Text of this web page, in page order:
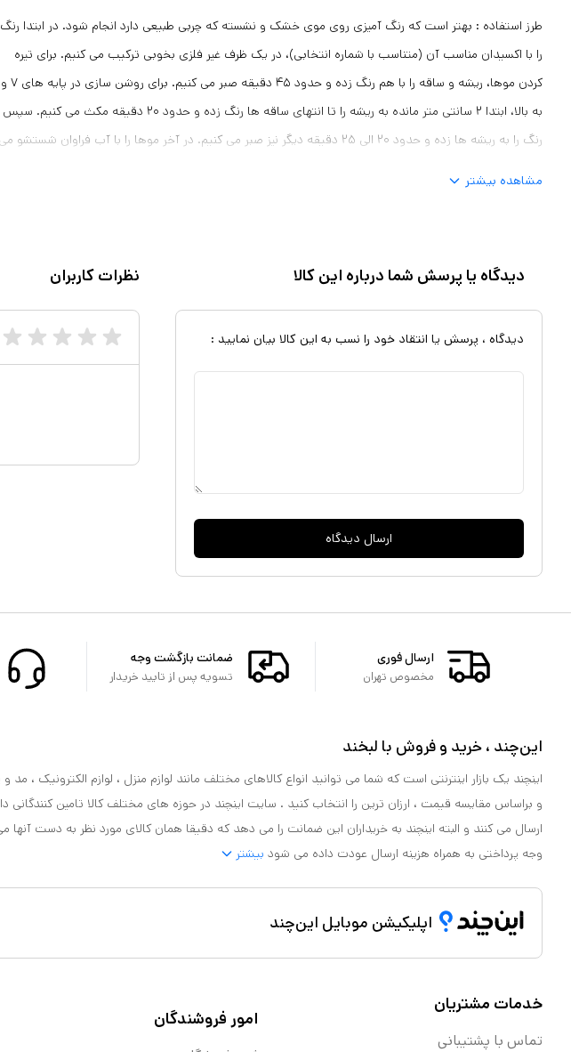
طرز استفاده : بهتر است که رنگ آمیزی روی موی خشک و نشسته که چربی طبیعی دارد انجام شود. در ابتدا رنگ
را با اکسیدان مناسب آن (متناسب با شماره انتخابی)، در یک ظرف غیر فلزی بخوبی ترکیب می کنیم. برای تیره
کردن موها، ریشه و ساقه را با هم رنگ زده و حدود ۴۵ دقیقه صبر می کنیم. برای روشن سازی در پایه های ۷ و
به بالا، ابتدا ۲ سانتی متر مانده به ریشه را تا انتهای ساقه ها رنگ زده و حدود ۲۰ دقیقه مکث می کنیم. سپس
رنگ را به ریشه ها زده و حدود ۲۰ الی ۲۵ دقیقه دیگر نیز صبر می کنیم. در آخر موها را با آب فراوان شستشو می
مشاهده بیشتر
دیدگاه یا پرسش شما درباره این کالا
دیدگاه ، پرسش یا انتقاد خود را نسب به این کالا بیان نمایید :
ارسال دیدگاه
نظرات کاربران
ارسال فوری
مخصوص تهران
ضمانت بازگشت وجه
تسویه پس از تایید خریدار
این‌چند ، خرید و فروش با لبخند
اینچند یک بازار اینترنتی است که شما می توانید انواع کالاهای مختلف مانند لوازم منزل ، لوازم الکترونیک ،
و براساس مقایسه قیمت ، ارزان ترین را انتخاب کنید . سایت اینچند در حوزه های مختلف کالا تامین کنندگانی
ارسال می کنند و البته اینچند به خریداران این ضمانت را می دهد که دقیقا همان کالای مورد نظر به دست آنها
وجه پرداختی به همراه هزینه ارسال عودت داده می شود بیشتر
اپلیکیشن موبایل این‌چند
خدمات مشتریان
تماس با پشتیبانی
امور فروشندگان